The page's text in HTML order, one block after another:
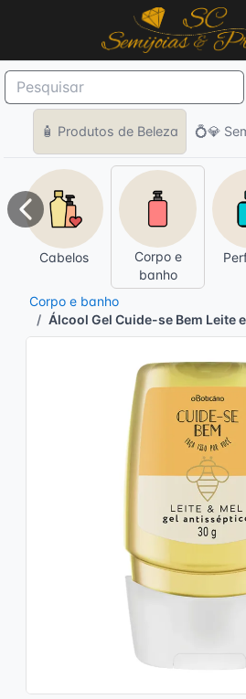
🧴 Produtos de Beleza 💍💎
Cabelos
Corpo e
banho
Anterior
Corpo e banho
Álcool Gel Cuide-se Bem Leite